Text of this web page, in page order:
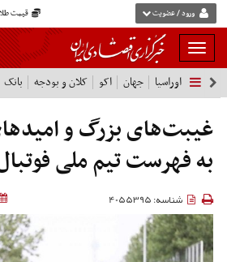
قیمت ورود / عضویت
بار
و
بسته
نمودن
فهرست
اوراسیا جهان اکو کلان و بودجه بانک
غیبت‌های بزرگ و
به فهرست تیم ملی
شناسه: 4055395